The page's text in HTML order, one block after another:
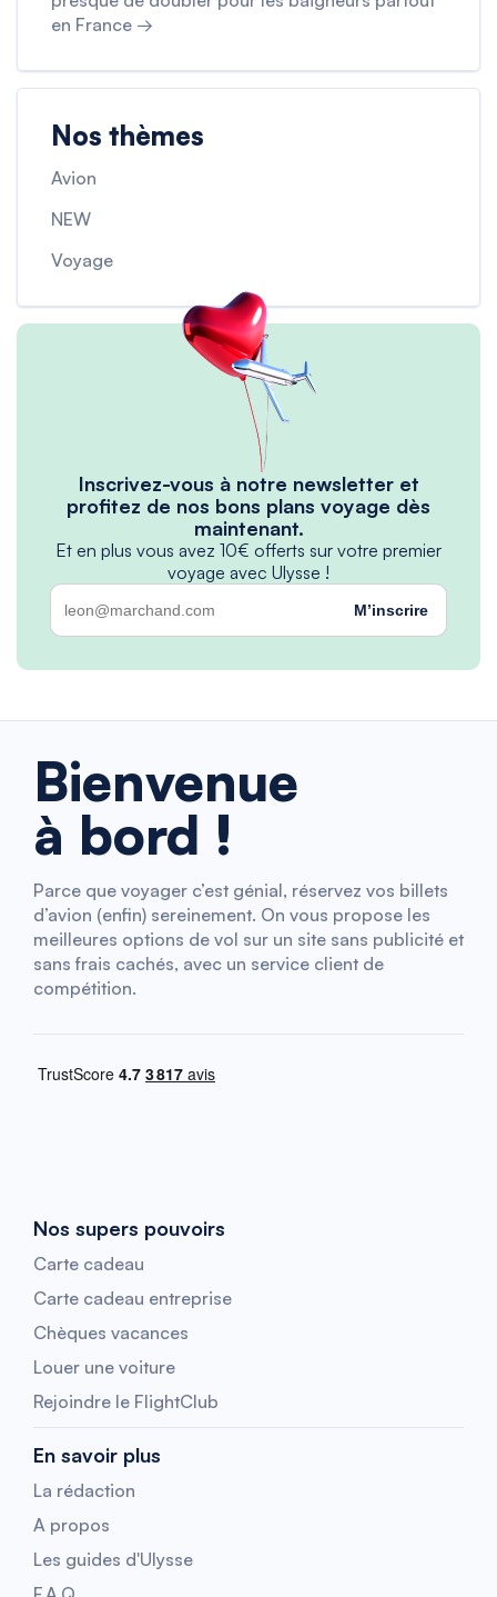
en France →
Nos thèmes
Avion
NEW
Voyage
Inscrivez-vous à notre newsletter et
profitez de nos bons plans voyage dès
maintenant.
Et en plus vous avez 10€ offerts sur votre premier
voyage avec Ulysse !
M’inscrire
Bienvenue
à bord !
Parce que voyager c’est génial, réservez vos billets
d’avion (enfin) sereinement. On vous propose les
meilleures options de vol sur un site sans publicité et
sans frais cachés, avec un service client de
compétition.
Nos supers pouvoirs
Carte cadeau
Carte cadeau entreprise
Chèques vacances
Louer une voiture
Rejoindre le FlightClub
En savoir plus
La rédaction
A propos
Les guides d'Ulysse